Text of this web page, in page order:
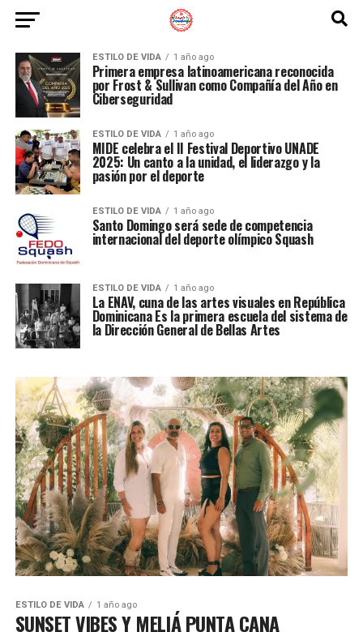
ESTILO DE VIDA 1 año ago
Primera empresa latinoamericana reconocida
por Frost & Sullivan como Compañía del Año en
Ciberseguridad
ESTILO DE VIDA 1 año ago
MIDE celebra el II Festival Deportivo UNADE
2025: Un canto a la unidad, el liderazgo y la
pasión por el deporte
ESTILO DE VIDA 1 año ago
Santo Domingo será sede de competencia
internacional del deporte olímpico Squash
ESTILO DE VIDA 1 año ago
La ENAV, cuna de las artes visuales en República
Dominicana Es la primera escuela del sistema de
la Dirección General de Bellas Artes
ESTILO DE VIDA 1 año ago
SUNSET VIBES Y MELIÁ PUNTA CANA